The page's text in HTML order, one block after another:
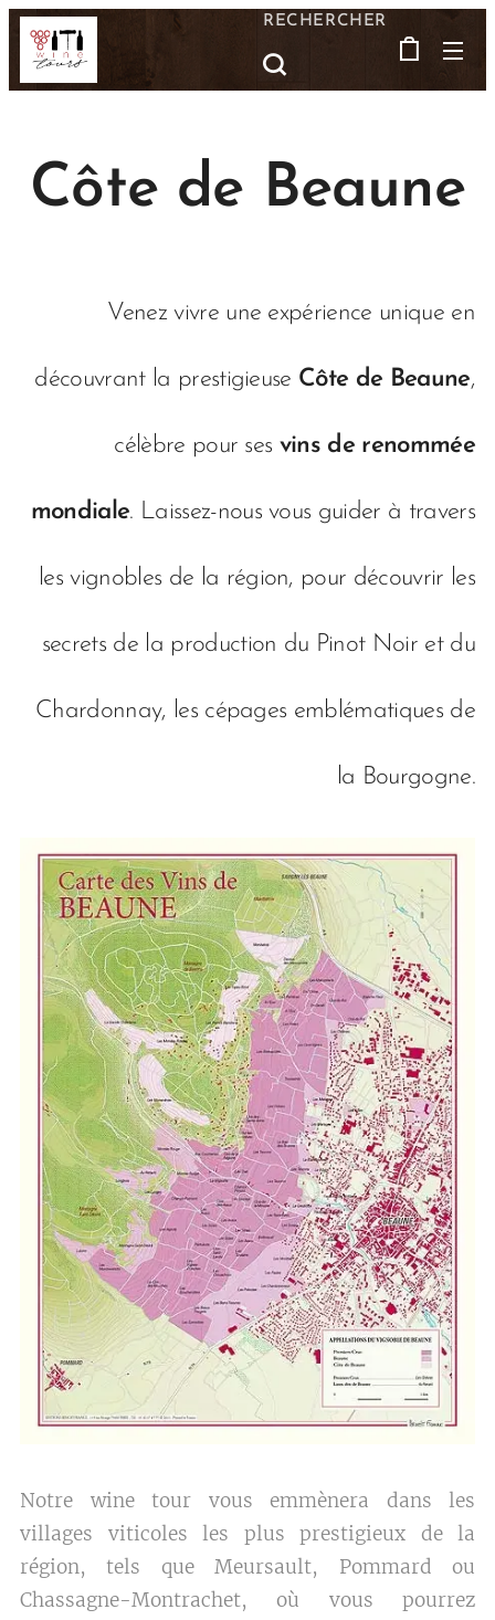
RECHERCHER
Côte de Beaune
Venez vivre une expérience unique en
découvrant la prestigieuse Côte de Beaune,
célèbre pour ses vins de renommée
mondiale. Laissez-nous vous guider à travers
les vignobles de la région, pour découvrir les
secrets de la production du Pinot Noir et du
Chardonnay, les cépages emblématiques de
la Bourgogne.
Notre wine tour vous emmènera dans les
villages viticoles les plus prestigieux de la
région, tels que Meursault, Pommard ou
Chassagne-Montrachet, où vous pourrez